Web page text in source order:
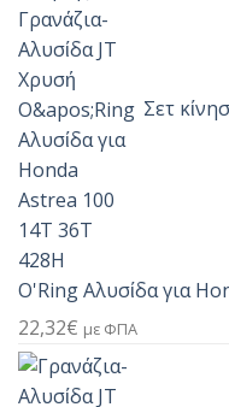
Σετ
O'Ring Αλυσίδα για
22,32€ με ΦΠΑ